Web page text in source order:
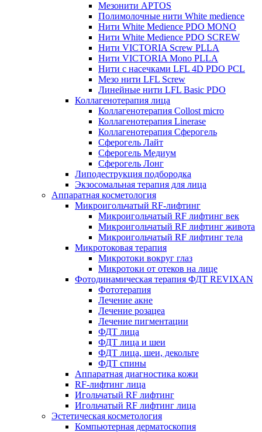
Мезонити APTOS
Полимолочные нити White medience
Нити White Medience PDO MONO
Нити White Medience PDO SCREW
Нити VICTORIA Screw PLLA
Нити VICTORIA Mono PLLA
Нити с насечками LFL 4D PDO PCL
Мезо нити LFL Screw
Линейные нити LFL Basic PDO
Коллагенотерапия лица
Коллагенотерапия Collost micro
Коллагенотерапия Linerase
Коллагенотерапия Сферогель
Сферогель Лайт
Сферогель Медиум
Сферогель Лонг
Липодеструкция подбородка
Экзосомальная терапия для лица
Аппаратная косметология
Микроигольчатый RF-лифтинг
Микроигольчатый RF лифтинг век
Микроигольчатый RF лифтинг живота
Микроигольчатый RF лифтинг тела
Микротоковая терапия
Микротоки вокруг глаз
Микротоки от отеков на лице
Фотодинамическая терапия ФДТ REVIXAN
Фототерапия
Лечение акне
Лечение розацеа
Лечение пигментации
ФДТ лица
ФДТ лица и шеи
ФДТ лица, шеи, декольте
ФДТ спины
Аппаратная диагностика кожи
RF-лифтинг лица
Игольчатый RF лифтинг
Игольчатый RF лифтинг лица
Эстетическая косметология
Компьютерная дерматоскопия